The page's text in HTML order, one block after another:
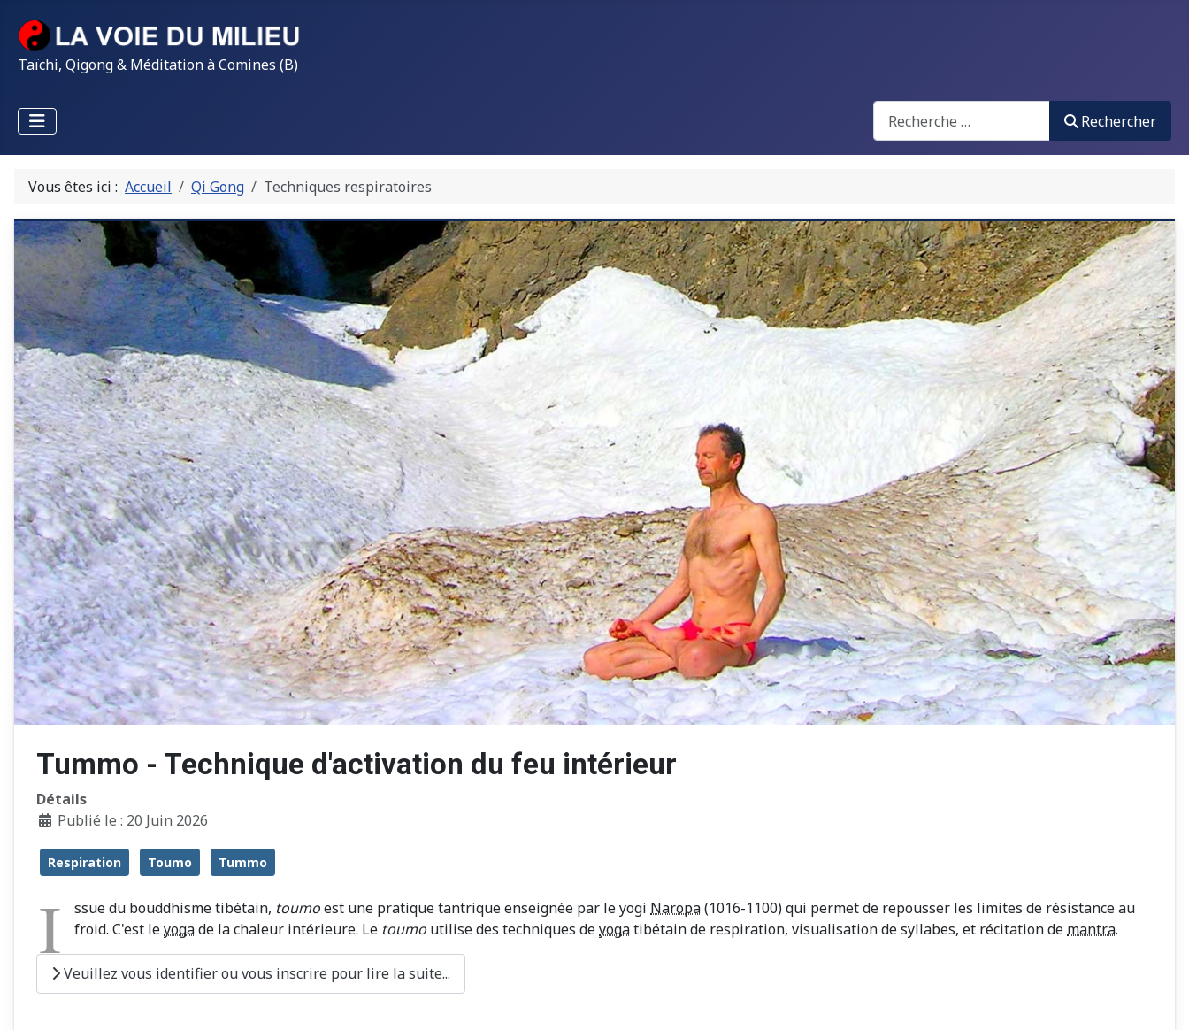
Taïchi, Qigong & Méditation à Comines (B)
Search
Rechercher
Vous êtes ici : Accueil Qi Gong Techniques respiratoires
Tummo - Technique d'activation du feu intérieur
Détails
Publié le : 20 Juin 2026
Respiration Toumo Tummo
I ssue du bouddhisme tibétain, toumoest une pratique tantrique enseignée par le yogi Naropa(1016-1100) qui permet de repousser les limites de résistance au
froid. C'est leyogade la chaleur intérieure. Le toumo utilise des techniques deyogatibétain de respiration, visualisation de syllabes, et récitation de mantra.
Veuillez vous identifier ou vous inscrire pour lire la suite...